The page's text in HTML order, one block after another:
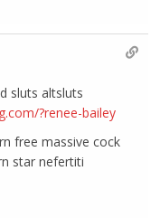
sluts altsluts
?renee-bailey
free massive cock
star nefertiti